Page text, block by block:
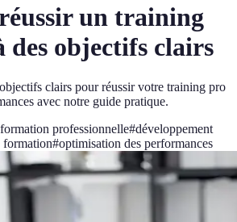
un training
des objectifs clairs
clairs pour réussir votre training pro
avec notre guide pratique.
formation professionnelle#développement
formation#optimisation des performances